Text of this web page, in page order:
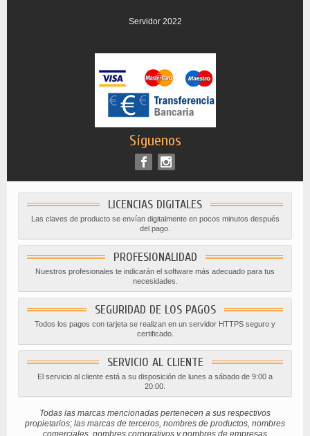
Servidor 2022
Síguenos
LICENCIAS DIGITALES
Las claves de producto se envían digitalmente en pocos minutos después
del pago.
PROFESIONALIDAD
Nuestros profesionales te indicarán el software más adecuado para tus
necesidades.
SEGURIDAD DE LOS PAGOS
Todos los pagos con tarjeta se realizan en un servidor HTTPS seguro y
certificado.
SERVICIO AL CLIENTE
El servicio al cliente está a su disposición de lunes a sábado de 9:00 a
20:00.
Todas las marcas mencionadas pertenecen a sus respectivos
propietarios; las marcas de terceros, nombres de productos, nombres